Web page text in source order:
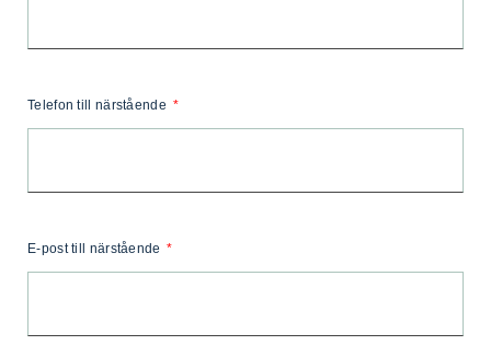
Telefon till närstående
E-post till närstående